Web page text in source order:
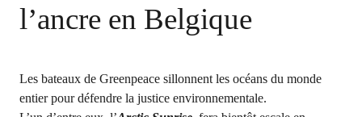
l’ancre en Belgique
Les bateaux de Greenpeace sillonnent les océans du monde
entier pour défendre la justice environnementale.